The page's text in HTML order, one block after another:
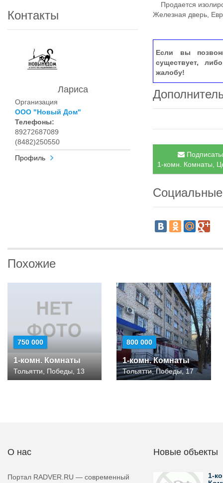
Контакты
Лариса
Организация
ООО "Новый Дом"
Телефоны:
89272687089
(8482)250550
Профиль
Продается
Железная дверь,
Если вы
существует,
жалобу!
1-комн. Комнаты,
Похожие
750 000
1-комн. Комнаты
Тольятти, Победы, 13
800 000
1-комн. Комнаты
Тольятти, Победы, 17
О нас
Портал RADVER.RU — современный
Новые объекты
1-